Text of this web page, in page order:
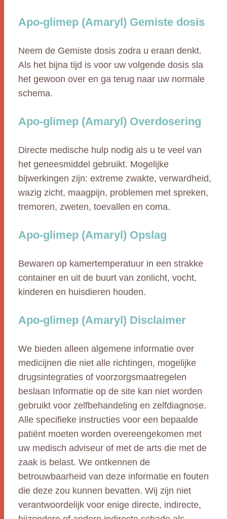
Apo-glimep (Amaryl) Gemiste dosis
Neem de Gemiste dosis zodra u eraan denkt.
Als het bijna tijd is voor uw volgende dosis sla
het gewoon over en ga terug naar uw normale
schema.
Apo-glimep (Amaryl) Overdosering
Directe medische hulp nodig als u te veel van
het geneesmiddel gebruikt. Mogelijke
bijwerkingen zijn: extreme zwakte, verwardheid,
wazig zicht, maagpijn, problemen met spreken,
tremoren, zweten, toevallen en coma.
Apo-glimep (Amaryl) Opslag
Bewaren op kamertemperatuur in een strakke
container en uit de buurt van zonlicht, vocht,
kinderen en huisdieren houden.
Apo-glimep (Amaryl) Disclaimer
We bieden alleen algemene informatie over
medicijnen die niet alle richtingen, mogelijke
drugsintegraties of voorzorgsmaatregelen
beslaan Informatie op de site kan niet worden
gebruikt voor zelfbehandeling en zelfdiagnose.
Alle specifieke instructies voor een bepaalde
patiënt moeten worden overeengekomen met
uw medisch adviseur of met de arts die met de
zaak is belast. We ontkennen de
betrouwbaarheid van deze informatie en fouten
die deze zou kunnen bevatten. Wij zijn niet
verantwoordelijk voor enige directe, indirecte,